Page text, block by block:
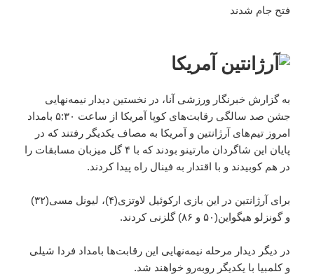
فتح جام شدند
به گزارش خبرنگار ورزشی آنا، در نخستین دیدار نیمه‌نهایی
جشن صد سالگی رقابت‌های کوپا آمریکا از ساعت ۵:۳۰ بامداد
امروز تیم‌های آرژانتین و آمریکا به مصاف یکدیگر رفتند که در
پایان این شاگردان مارتینو بودند که با ۴ گل میزبان مسابقات را
در هم کوبیدند و با اقتدار به فینال راه پیدا کردند.
برای آرژانتین در این بازی ارکوئیل لاوتزی(۴)، لیونل مسی(۳۲)
و گونزلو هیگواین(۵۰ و ۸۶) گلزنی کردند.
در دیگر دیدار مرحله نیمه‌نهایی این رقابت‌ها بامداد فردا شیلی
و کلمبیا با یکدیگر روبه‌رو خواهند شد.